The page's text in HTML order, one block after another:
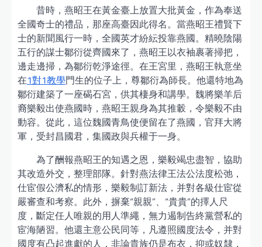
昔時，燕昭王在黃金臺上放置大批黃金，作為奉送
全國奇士的禮品，那座高臺因此得名。當燕昭王禮賢下
士的新聞風行一時，全國英才紛紜投靠燕國。精曉陰陽
五行的謀士鄒衍從齊國來了，燕昭王以衣袖裹著掃把，
邊走邊掃，為鄒衍乾淨途徑。在王宮里，燕昭王執意坐
在1對1教學門生的位子上，尊鄒衍為師長。他還特地為
鄒衍建築了一座碣石宮，供其棲身和講學。魏將樂羊后
裔樂毅出使燕國時，燕昭王親身為其推轂，令樂毅不由
動容。從此，這位魏國青鳥使便留在了燕國，官拜大將
軍，受封昌國君，集國政與兵權于一身。
為了酬報燕昭王的知遇之恩，樂毅竭忠盡智，協助
其改造外交，整理部隊。針對燕法律王法公法度松弛，
仕宦假公濟私的情形，樂毅制訂新法，并對各級仕宦從
嚴審查和考察。此外，摒棄“親親”、“貴貴”的擇人尺
度，斷定任人唯親的用人準繩，無力遏制告終黨營私的
宦海陋習。他還主意公民同等，凡遵照國度法令，并對
國度有凸起進獻的人，非論貴族仍是布衣，抑或奴隸，